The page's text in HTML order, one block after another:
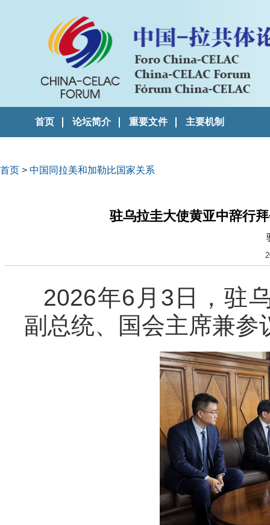
首页 论坛简介 重要文件 主要机制
首页 > 中国同拉美和加勒比国家关系
驻乌拉圭大使黄亚中辞行
2026年6月3日，驻
副总统、国会主席兼参